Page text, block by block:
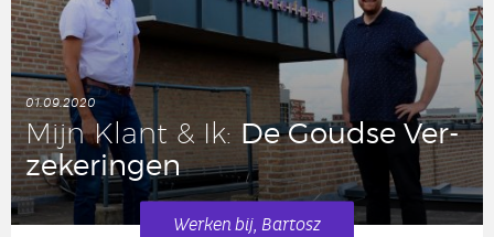
Mijn Klant & Ik: De Goudse Ver­
ze­ke­rin­gen
01.09.2020
Werken bij, Bartosz